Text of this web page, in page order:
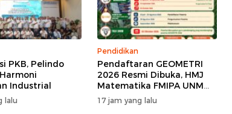
PKB, Pelindo
Industrial
lalu
Pendidikan
Pendaftaran GEOMETRI
2026 Resmi Dibuka, HMJ
Matematika FMIPA UNM
Siapkan Ajang Kompetisi
Matematika Nasional
17 jam yang lalu